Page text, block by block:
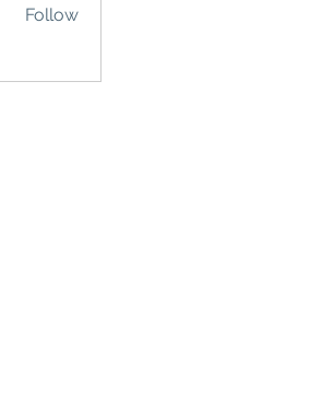
Follow